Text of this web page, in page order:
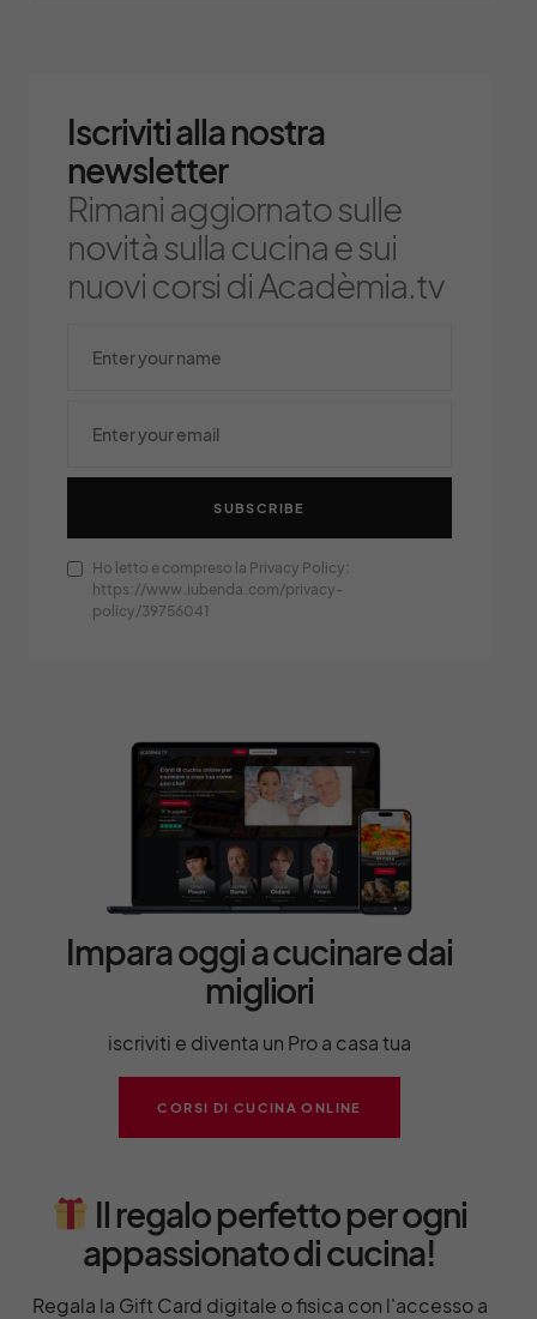
Iscriviti alla nostra
newsletter
Rimani aggiornato sulle
novità sulla cucina e sui
nuovi corsi di Acadèmia.tv
SUBSCRIBE
Ho letto e compreso la Privacy Policy:
https://www.iubenda.com/privacy-
policy/39756041
Impara oggi a cucinare dai
migliori
iscriviti e diventa un Pro a casa tua
CORSI DI CUCINA ONLINE
Il regalo perfetto per ogni
appassionato di cucina!
Regala la Gift Card digitale o fisica con l'accesso a